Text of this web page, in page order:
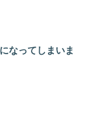
なってしまいま